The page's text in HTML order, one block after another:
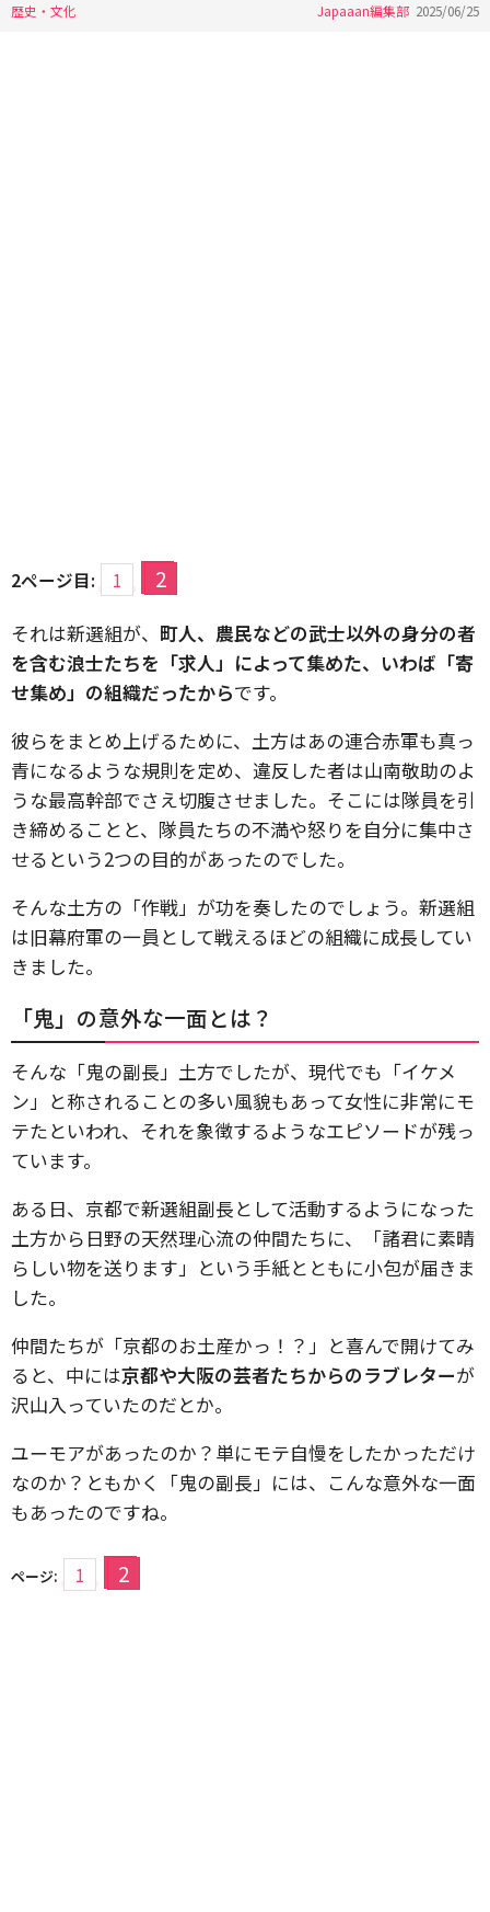
歴史・文化 Japaaan編集部 2025/06/25
2ページ目: 1 2
それは新選組が、 町人、農民などの武士以外の身分の者
を含む浪士たちを「求人」によって集めた、いわば「寄
せ集め」の組織だったからです。
彼らをまとめ上げるために、土方はあの連合赤軍も真っ
青になるような規則を定め、違反した者は山南敬助のよ
うな最高幹部でさえ切腹させました。そこには隊員を引
き締めることと、隊員たちの不満や怒りを自分に集中さ
せるという2つの目的があったのでした。
そんな土方の「作戦」が功を奏したのでしょう。新選組
は旧幕府軍の一員として戦えるほどの組織に成長してい
きました。
「鬼」の意外な一面とは？
そんな「鬼の副長」土方でしたが、現代でも「イケメ
ン」と称されることの多い風貌もあって女性に非常にモ
テたといわれ、それを象徴するようなエピソードが残っ
ています。
ある日、京都で新選組副長として活動するようになった
土方から日野の天然理心流の仲間たちに、「諸君に素晴
らしい物を送ります」という手紙とともに小包が届きま
した。
仲間たちが「京都のお土産かっ！？」と喜んで開けてみ
ると、中には京都や大阪の芸者たちからのラブレターが
沢山入っていたのだとか。
ユーモアがあったのか？単にモテ自慢をしたかっただけ
なのか？ともかく「鬼の副長」には、こんな意外な一面
もあったのですね。
ページ: 1 2